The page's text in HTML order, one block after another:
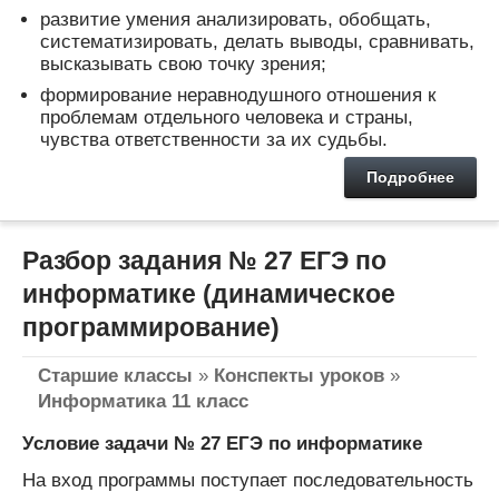
развитие умения анализировать, обобщать,
систематизировать, делать выводы, сравнивать,
высказывать свою точку зрения;
формирование неравнодушного отношения к
проблемам отдельного человека и страны,
чувства ответственности за их судьбы.
Подробнее
Разбор задания № 27 ЕГЭ по
информатике (динамическое
программирование)
Старшие классы » Конспекты уроков »
Информатика 11 класс
Условие задачи № 27 ЕГЭ по информатике
На вход программы поступает последовательность